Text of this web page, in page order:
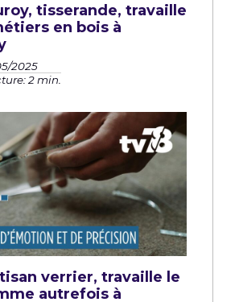
tisserande, travaille
en bois à
2025
2 min.
verrier, travaille le
autrefois à